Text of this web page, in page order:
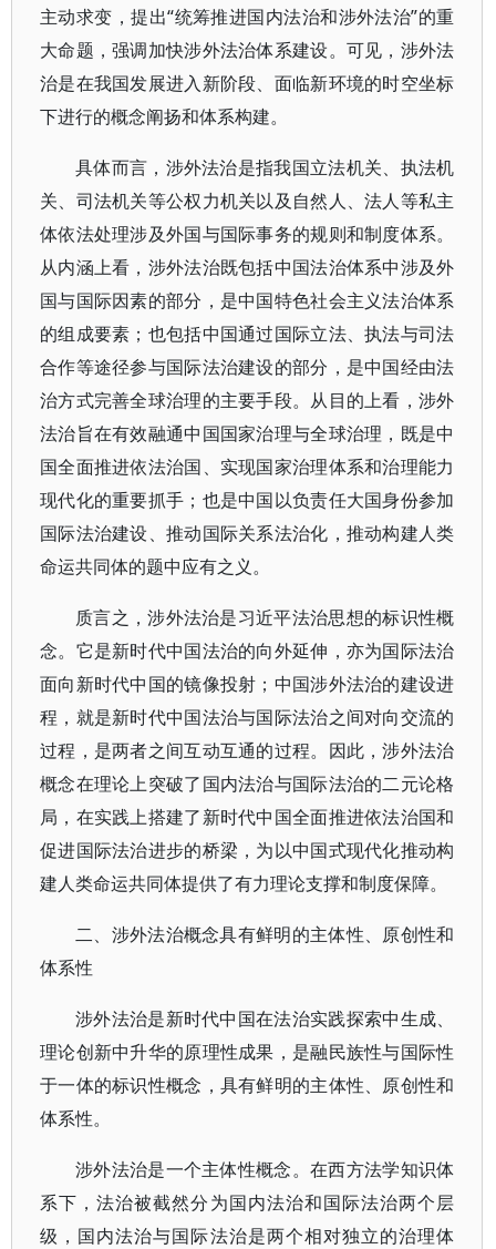
主动求变，提出“统筹推进国内法治和涉外法治”的重
大命题，强调加快涉外法治体系建设。可见，涉外法
治是在我国发展进入新阶段、面临新环境的时空坐标
下进行的概念阐扬和体系构建。
具体而言，涉外法治是指我国立法机关、执法机
关、司法机关等公权力机关以及自然人、法人等私主
体依法处理涉及外国与国际事务的规则和制度体系。
从内涵上看，涉外法治既包括中国法治体系中涉及外
国与国际因素的部分，是中国特色社会主义法治体系
的组成要素；也包括中国通过国际立法、执法与司法
合作等途径参与国际法治建设的部分，是中国经由法
治方式完善全球治理的主要手段。从目的上看，涉外
法治旨在有效融通中国国家治理与全球治理，既是中
国全面推进依法治国、实现国家治理体系和治理能力
现代化的重要抓手；也是中国以负责任大国身份参加
国际法治建设、推动国际关系法治化，推动构建人类
命运共同体的题中应有之义。
质言之，涉外法治是习近平法治思想的标识性概
念。它是新时代中国法治的向外延伸，亦为国际法治
面向新时代中国的镜像投射；中国涉外法治的建设进
程，就是新时代中国法治与国际法治之间对向交流的
过程，是两者之间互动互通的过程。因此，涉外法治
概念在理论上突破了国内法治与国际法治的二元论格
局，在实践上搭建了新时代中国全面推进依法治国和
促进国际法治进步的桥梁，为以中国式现代化推动构
建人类命运共同体提供了有力理论支撑和制度保障。
二、涉外法治概念具有鲜明的主体性、原创性和
体系性
涉外法治是新时代中国在法治实践探索中生成、
理论创新中升华的原理性成果，是融民族性与国际性
于一体的标识性概念，具有鲜明的主体性、原创性和
体系性。
涉外法治是一个主体性概念。在西方法学知识体
系下，法治被截然分为国内法治和国际法治两个层
级，国内法治与国际法治是两个相对独立的治理体